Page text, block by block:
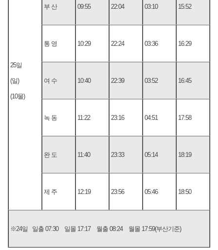
25일
(일)
(10물)
부 산 09:55 22:04 03:10 15:52
통 영 10:29 22:24 03:36 16:29
여 수 10:40 22:39 03:52 16:45
녹 동 11:22 23:16 04:51 17:58
완 도 11:40 23:33 05:14 18:19
제 주 12:19 23:56 05:46 18:50
※24일 일출 07:30 일몰 17:17 월출 08:24 월몰 17:59(부산기준)